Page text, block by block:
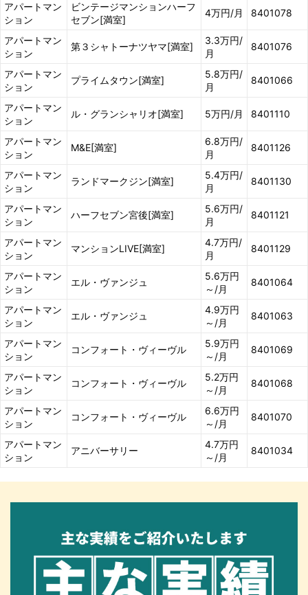
アパートマン
ション
ビンテージマンションハーフ
セブン[満室]
4万円/月 8401078
アパートマン
ション
第３シャトーナツヤマ[満室]
3.3万円/
月
8401076
アパートマン
ション
プライムタウン[満室]
5.8万円/
月
8401066
アパートマン
ション
ル・グランシャリオ[満室] 5万円/月 8401110
アパートマン
ション
M&E[満室]
6.8万円/
月
8401126
アパートマン
ション
ランドマークジン[満室]
5.4万円/
月
8401130
アパートマン
ション
ハーフセブン宮後[満室]
5.6万円/
月
8401121
アパートマン
ション
マンションLIVE[満室]
4.7万円/
月
8401129
アパートマン
ション
エル・ヴァンジュ
5.6万円
～/月
8401064
アパートマン
ション
エル・ヴァンジュ
4.9万円
～/月
8401063
アパートマン
ション
コンフォート・ヴィーヴル
5.9万円
～/月
8401069
アパートマン
ション
コンフォート・ヴィーヴル
5.2万円
～/月
8401068
アパートマン
ション
コンフォート・ヴィーヴル
6.6万円
～/月
8401070
アパートマン
ション
アニバーサリー
4.7万円
～/月
8401034